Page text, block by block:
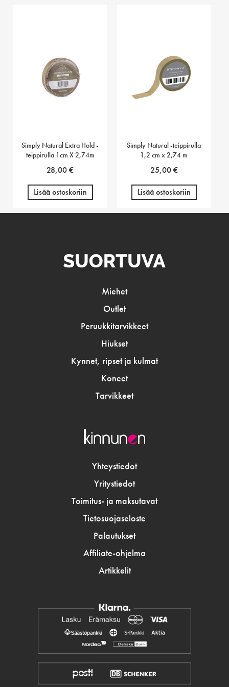
Simply Natural Extra Hold -
teippirulla 1cm X 2,74m
28,00€
Lisää ostoskoriin
Simply Natural -teippirulla
1,2 cm x 2,74 m
25,00€
Lisää ostoskoriin
Miehet
Outlet
Peruukkitarvikkeet
Hiukset
Kynnet, ripset ja kulmat
Koneet
Tarvikkeet
Yhteystiedot
Yritystiedot
Toimitus- ja maksutavat
Tietosuojaseloste
Palautukset
Affiliate-ohjelma
Artikkelit